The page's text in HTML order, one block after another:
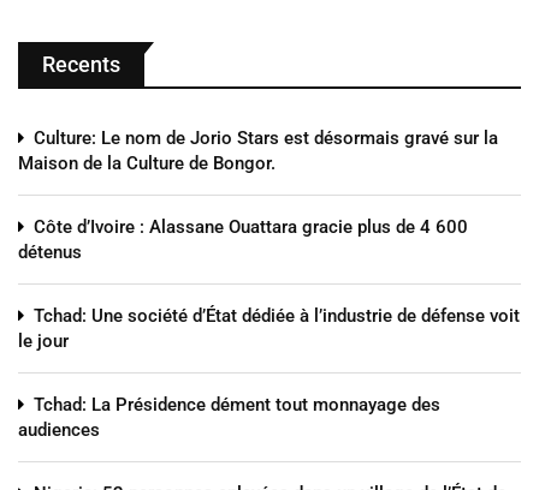
Recents
Culture: Le nom de Jorio Stars est désormais gravé sur la
Maison de la Culture de Bongor.
Côte d’Ivoire : Alassane Ouattara gracie plus de 4 600
détenus
Tchad: Une société d’État dédiée à l’industrie de défense voit
le jour
Tchad: La Présidence dément tout monnayage des
audiences